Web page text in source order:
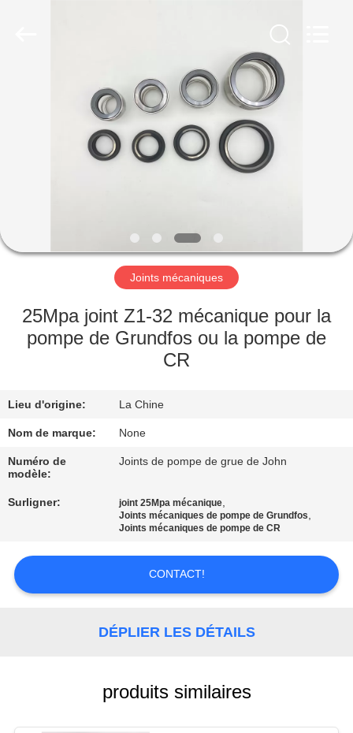
PRODUITS
DE
NOUS
VISITE
D'USINE
DE
QUALITÉ
NOUS
DEMANDEZ
UNE
Joints mécaniques
25Mpa joint Z1-32 mécanique pour la
pompe de Grundfos ou la pompe de
CR
Lieu d'origine: La Chine
Nom de marque: None
Numéro de
modèle:
Joints de pompe de grue de John
Surligner: joint 25Mpa mécanique,
Joints mécaniques de pompe de Grundfos,
Joints mécaniques de pompe de CR
CONTACT!
DÉPLIER LES DÉTAILS
produits similaires